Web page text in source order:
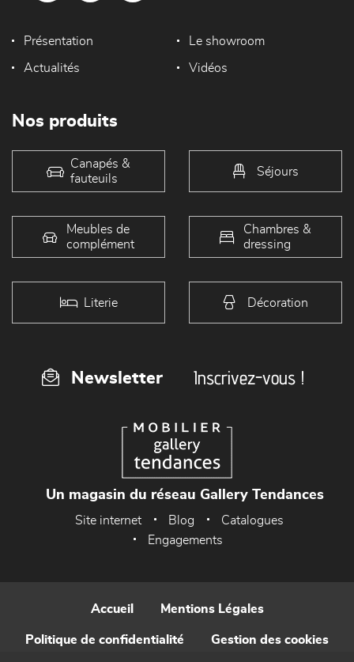
Présentation Le showroom
Actualités Vidéos
Nos produits
Canapés &
fauteuils
Séjours
Meubles de
complément
Chambres &
dressing
Literie Décoration
Newsletter Inscrivez-vous !
Un magasin du réseau Gallery Tendances
Site internet Blog
Catalogues
Engagements
Accueil Mentions Légales
Politique de confidentialité Gestion des cookies